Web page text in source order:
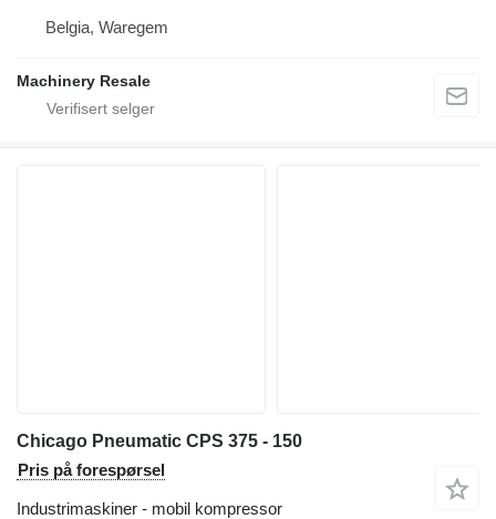
Belgia, Waregem
Machinery Resale
Chicago Pneumatic CPS 375 - 150
Pris på forespørsel
Industrimaskiner - mobil kompressor